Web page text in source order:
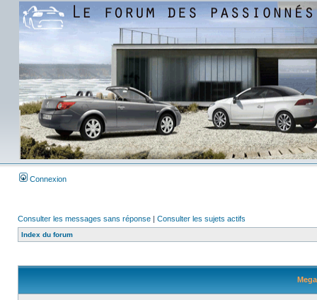
Connexion
Consulter les messages sans réponse | Consulter les sujets actifs
Index du forum